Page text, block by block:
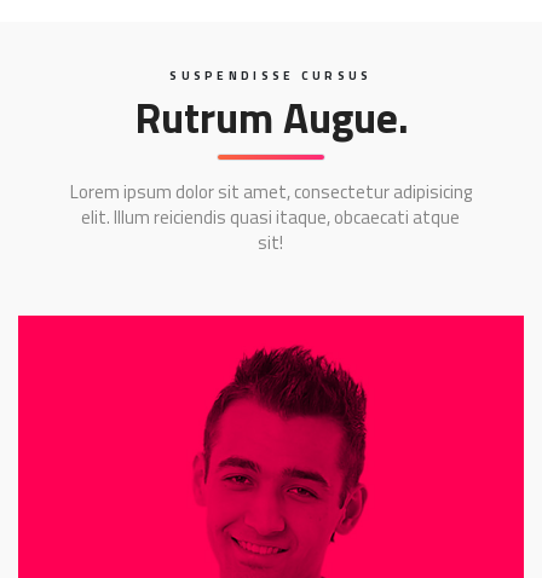
SUSPENDISSE CURSUS
Rutrum Augue.
Lorem ipsum dolor sit amet, consectetur adipisicing
elit. Illum reiciendis quasi itaque, obcaecati atque
sit!